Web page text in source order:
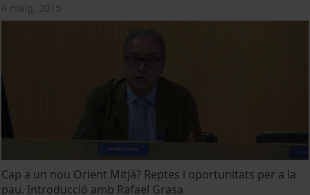
4 maig, 2015
Cap a un nou Orient Mitjà? Reptes i oportunitats per a la
pau. Introducció amb Rafael Grasa